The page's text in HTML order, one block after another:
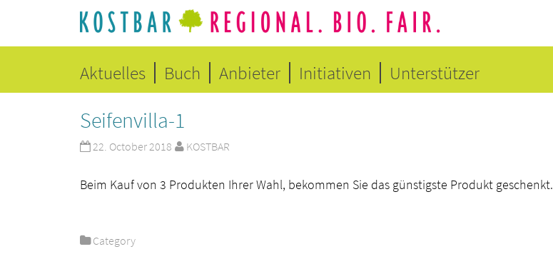
Aktuelles Buch Anbieter Initiativen Unterstützer
Seifenvilla-1
22. October 2018 KOSTBAR
Beim Kauf von 3 Produkten Ihrer Wahl, bekommen Sie das günstigste Produkt geschenkt.
Category